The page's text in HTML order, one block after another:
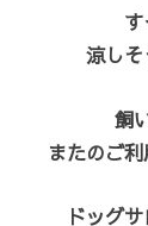
涼しそ
飼
またのご
ドッグ